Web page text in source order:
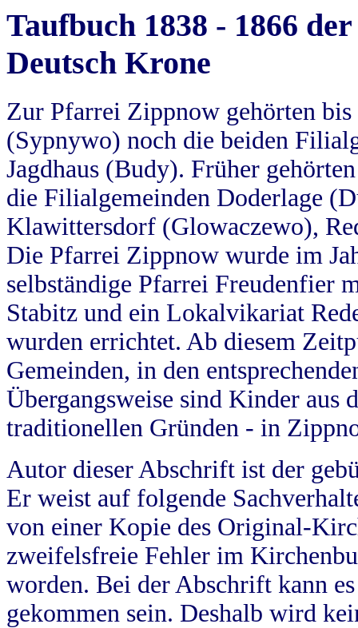
Taufbuch 1838 - 1866
Deutsch Krone
Zur Pfarrei Zippnow gehörten
(Sypnywo) noch die beiden
Jagdhaus (Budy). Früher
die Filialgemeinden Doderlage
Klawittersdorf (Glowaczewo),
Die Pfarrei Zippnow wurde im
selbständige Pfarrei Freudenfier
Stabitz und ein Lokalvikariat
wurden errichtet. Ab diesem
Gemeinden, in den
Übergangsweise sind Kinder aus
traditionellen Gründen - in
Autor dieser Abschrift ist der
Er weist auf folgende
von einer Kopie des Original-
zweifelsfreie Fehler im
worden. Bei der Abschrift kann
gekommen sein. Deshalb wird